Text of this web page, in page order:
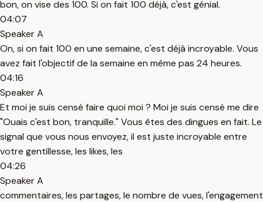
bon, on vise des 100. Si on fait 100 déjà, c'est génial.
04:07
Speaker A
On, si on fait 100 en une semaine, c'est déjà incroyable. Vous
avez fait l'objectif de la semaine en même pas 24 heures.
04:16
Speaker A
Et moi je suis censé faire quoi moi ? Moi je suis censé me dire
"Ouais c'est bon, tranquille." Vous êtes des dingues en fait. Le
signal que vous nous envoyez, il est juste incroyable entre
votre gentillesse, les likes, les
04:26
Speaker A
commentaires, les partages, le nombre de vues, l'engagement